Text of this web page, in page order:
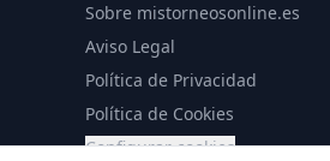
Sobre mistorneosonline.es
Aviso Legal
Política de Privacidad
Política de Cookies
Configurar cookies